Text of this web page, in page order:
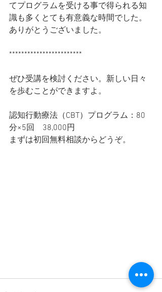
てプログラムを受ける事で得られる知
識も多くとても有意義な時間でした。
ありがとうございました。
************************
ぜひ受講を検討ください。新しい日々
を歩むことができますよ。
認知行動療法（CBT）プログラム：80
分×5回　38,000円
まずは初回無料相談からどうぞ。